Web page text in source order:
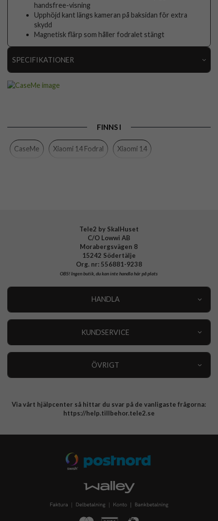
handsfree-visning
Upphöjd kant längs kameran på baksidan för extra
skydd
Magnetisk flärp som håller fodralet stängt
SPECIFIKATIONER
Kortfack, RFID-skydd, Stativfunktion
Färg
FINNS I
CaseMe Xiaomi 14 Fodral Xiaomi 14
Tele2 by SkalHuset
C/O Lowwi AB
Morabergsvägen 8
15242 Södertälje
Org. nr: 556881-9238
OBS!Ingen butik, du kan inte handla här på plats
HANDLA
KUNDSERVICE
ÖVRIGT
Integritetspolicy
Via vårt hjälpcenter så hittar du svar på de vanligaste frågorna:
https://help.tillbehor.tele2.se